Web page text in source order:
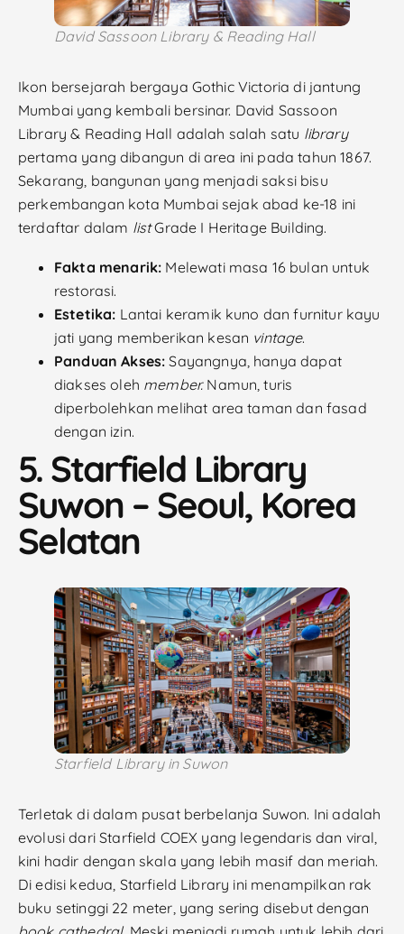
David Sassoon Library & Reading Hall
Ikon bersejarah bergaya Gothic Victoria di jantung
Mumbai yang kembali bersinar. David Sassoon
Library & Reading Hall adalah salah satu library
pertama yang dibangun di area ini pada tahun 1867.
Sekarang, bangunan yang menjadi saksi bisu
perkembangan kota Mumbai sejak abad ke-18 ini
terdaftar dalam listGrade I Heritage Building.
Fakta menarik: Melewati masa 16 bulan untuk
restorasi.
Estetika: Lantai keramik kuno dan furnitur kayu
jati yang memberikan kesan vintage.
Panduan Akses: Sayangnya, hanya dapat
diakses oleh member. Namun, turis
diperbolehkan melihat area taman dan fasad
dengan izin.
5. Starfield Library
Suwon – Seoul, Korea
Selatan
Starfield Library in Suwon
Terletak di dalam pusat berbelanja Suwon. Ini adalah
evolusi dari Starfield COEX yang legendaris dan viral,
kini hadir dengan skala yang lebih masif dan meriah.
Di edisi kedua, Starfield Library ini menampilkan rak
buku setinggi 22 meter, yang sering disebut dengan